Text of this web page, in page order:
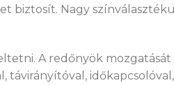
biztosít. Nagy
A redőnyök